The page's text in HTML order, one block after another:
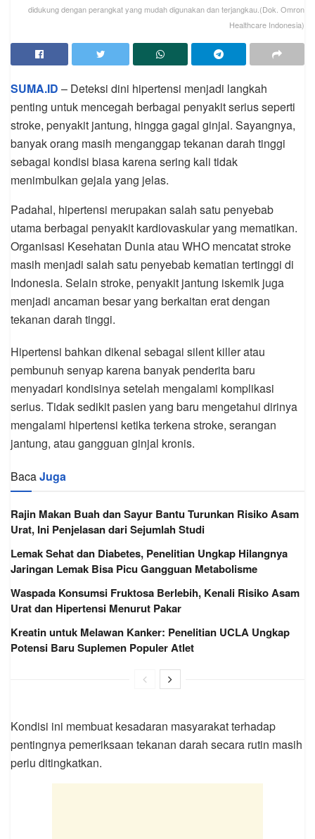
didukung dengan perangkat yang mudah digunakan dan terjangkau.(Dok. Omron
Healthcare Indonesia)
SUMA.ID – Deteksi dini hipertensi menjadi langkah
penting untuk mencegah berbagai penyakit serius seperti
stroke, penyakit jantung, hingga gagal ginjal. Sayangnya,
banyak orang masih menganggap tekanan darah tinggi
sebagai kondisi biasa karena sering kali tidak
menimbulkan gejala yang jelas.
Padahal, hipertensi merupakan salah satu penyebab
utama berbagai penyakit kardiovaskular yang mematikan.
Organisasi Kesehatan Dunia atau WHO mencatat stroke
masih menjadi salah satu penyebab kematian tertinggi di
Indonesia. Selain stroke, penyakit jantung iskemik juga
menjadi ancaman besar yang berkaitan erat dengan
tekanan darah tinggi.
Hipertensi bahkan dikenal sebagai silent killer atau
pembunuh senyap karena banyak penderita baru
menyadari kondisinya setelah mengalami komplikasi
serius. Tidak sedikit pasien yang baru mengetahui dirinya
mengalami hipertensi ketika terkena stroke, serangan
jantung, atau gangguan ginjal kronis.
BacaJuga
Rajin Makan Buah dan Sayur Bantu Turunkan Risiko Asam
Urat, Ini Penjelasan dari Sejumlah Studi
Lemak Sehat dan Diabetes, Penelitian Ungkap Hilangnya
Jaringan Lemak Bisa Picu Gangguan Metabolisme
Waspada Konsumsi Fruktosa Berlebih, Kenali Risiko Asam
Urat dan Hipertensi Menurut Pakar
Kreatin untuk Melawan Kanker: Penelitian UCLA Ungkap
Potensi Baru Suplemen Populer Atlet
Kondisi ini membuat kesadaran masyarakat terhadap
pentingnya pemeriksaan tekanan darah secara rutin masih
perlu ditingkatkan.